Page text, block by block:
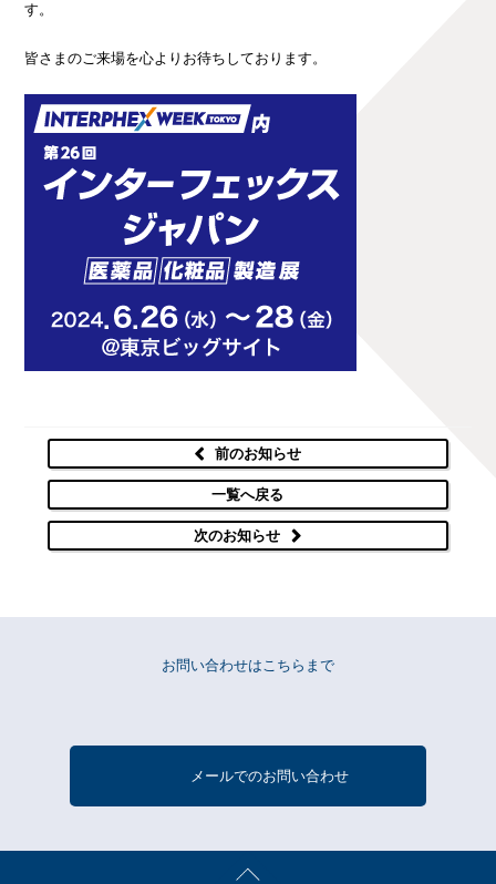
す。
皆さまのご来場を心よりお待ちしております。
前のお知らせ
一覧へ戻る
次のお知らせ
お問い合わせはこちらまで
メールでのお問い合わせ